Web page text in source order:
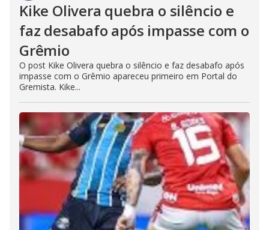
Kike Olivera quebra o silêncio e
faz desabafo após impasse com o
Grêmio
O post Kike Olivera quebra o silêncio e faz desabafo após
impasse com o Grêmio apareceu primeiro em Portal do
Gremista. Kike...